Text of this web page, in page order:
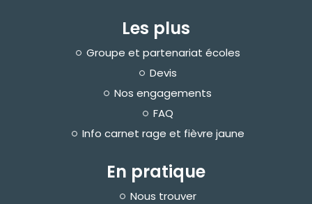
Les plus
Groupe et partenariat écoles
Devis
Nos engagements
FAQ
Info carnet rage et fièvre jaune
En pratique
Nous trouver